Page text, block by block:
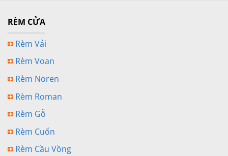
RÈM CỬA
Rèm Vải
Rèm Voan
Rèm Noren
Rèm Roman
Rèm Gỗ
Rèm Cuốn
Rèm Cầu Vồng